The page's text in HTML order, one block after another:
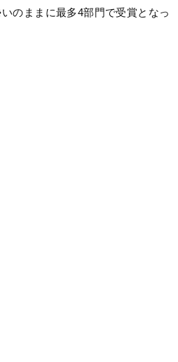
のままに最多4部門で受賞となっ